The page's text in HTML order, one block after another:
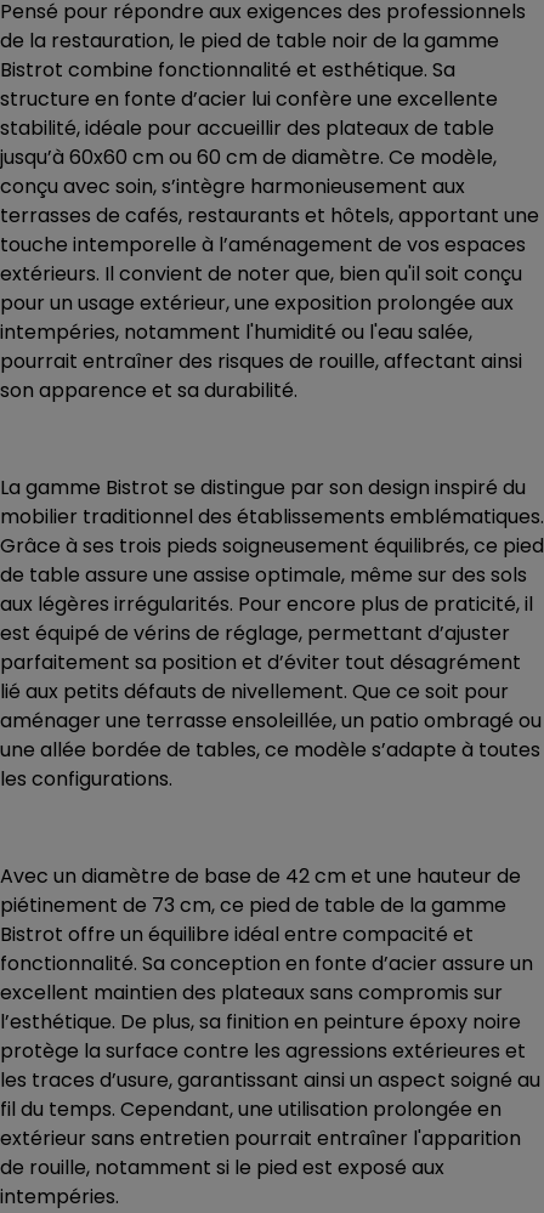
Pensé pour répondre aux exigences des professionnels
de la restauration, le pied de table noir de la gamme
Bistrot combine fonctionnalité et esthétique. Sa
structure en fonte d’acier lui confère une excellente
stabilité, idéale pour accueillir des plateaux de table
jusqu’à 60x60 cm ou 60 cm de diamètre. Ce modèle,
conçu avec soin, s’intègre harmonieusement aux
terrasses de cafés, restaurants et hôtels, apportant une
touche intemporelle à l’aménagement de vos espaces
extérieurs. Il convient de noter que, bien qu'il soit conçu
pour un usage extérieur, une exposition prolongée aux
intempéries, notamment l'humidité ou l'eau salée,
pourrait entraîner des risques de rouille, affectant ainsi
son apparence et sa durabilité.
La gamme Bistrot se distingue par son design inspiré du
mobilier traditionnel des établissements emblématiques.
Grâce à ses trois pieds soigneusement équilibrés, ce pied
de table assure une assise optimale, même sur des sols
aux légères irrégularités. Pour encore plus de praticité, il
est équipé de vérins de réglage, permettant d’ajuster
parfaitement sa position et d’éviter tout désagrément
lié aux petits défauts de nivellement. Que ce soit pour
aménager une terrasse ensoleillée, un patio ombragé ou
une allée bordée de tables, ce modèle s’adapte à toutes
les configurations.
Avec un diamètre de base de 42 cm et une hauteur de
piétinement de 73 cm, ce pied de table de la gamme
Bistrot offre un équilibre idéal entre compacité et
fonctionnalité. Sa conception en fonte d’acier assure un
excellent maintien des plateaux sans compromis sur
l’esthétique. De plus, sa finition en peinture époxy noire
protège la surface contre les agressions extérieures et
les traces d’usure, garantissant ainsi un aspect soigné au
fil du temps. Cependant, une utilisation prolongée en
extérieur sans entretien pourrait entraîner l'apparition
de rouille, notamment si le pied est exposé aux
intempéries.